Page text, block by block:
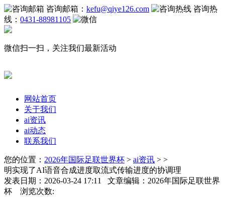
咨询邮箱： kefu@qiye126.com
咨询热
线： 0431-88981105
微信扫一扫，关注我们最新活动
网站首页
关于我们
ai资讯
ai动态
联系我们
您的位置： 2026年国际足联世界杯 > ai资讯 > >
明实现了AI语音合成进度取流式传输进度的协调理
发表日期：2026-03-24 17:11 文章编辑：2026年国际足联世界
杯 浏览次数: